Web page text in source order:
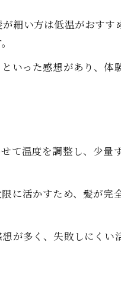
細い方は低温がおすす
いった感想があり、体
て温度を調整し、少量
に活かすため、髪が完
が多く、失敗しにくい